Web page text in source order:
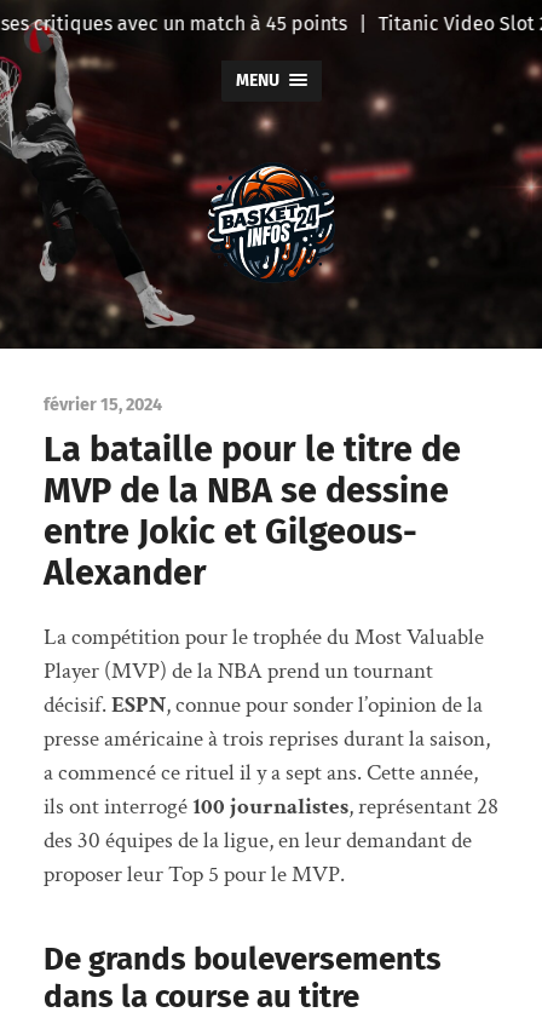
critiques avec un match à 45 points | Titanic Video Slot
MENU
BasketInfo
février 15, 2024
La bataille pour le titre de
MVP de la NBA se dessine
entre Jokic et Gilgeous-
Alexander
La compétition pour le trophée du Most Valuable
Player (MVP) de la NBA prend un tournant
décisif.ESPN, connue pour sonder l’opinion de la
presse américaine à trois reprises durant la saison,
a commencé ce rituel il y a sept ans. Cette année,
ils ont interrogé 100 journalistes, représentant 28
des 30 équipes de la ligue, en leur demandant de
proposer leur Top 5 pour le MVP.
De grands bouleversements
dans la course au titre